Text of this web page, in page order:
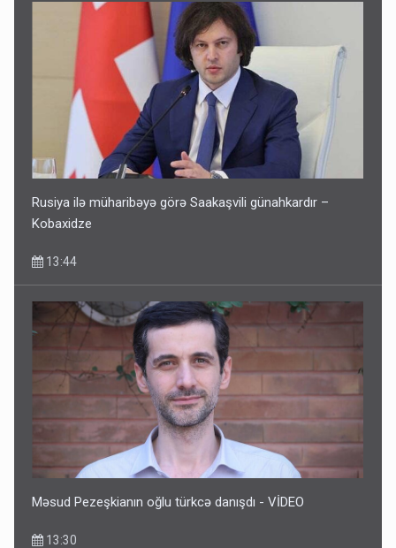
Rusiya ilə müharibəyə görə Saakaşvili günahkardır –
Kobaxidze
13:44
Məsud Pezeşkianın oğlu türkcə danışdı - VİDEO
13:30